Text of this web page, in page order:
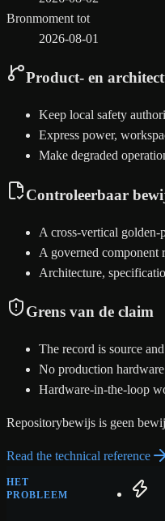
Bronmoment tot
2026-08-01
Product- en
Keep local safety
Express power,
Make degraded
Controleerbaar
A cross-vertical
A governed component
Architecture,
Grens van de claim
The record is source
No production
Hardware-in-the-loop
Repositorybewijs is geen
Read the technical reference
HET
PROBLEEM